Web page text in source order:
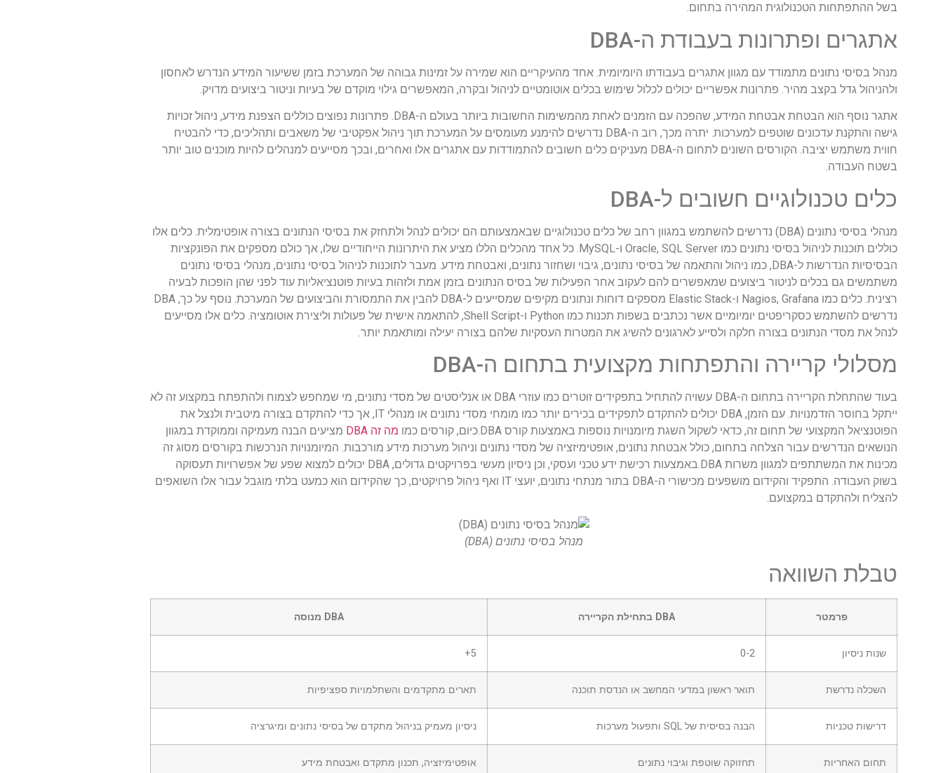
בשל ההתפתחות הטכנולוגית המהירה בתחום.
אתגרים ופתרונות בעבודת ה-DBA
מנהל בסיסי נתונים מתמודד עם מגוון אתגרים בעבודתו היומיומית. אחד מהעיקריים הוא שמירה על זמינות גבוהה של המערכת בזמן ששיעור המידע הנדרש לאחסון
ולהניהול גדל בקצב מהיר. פתרונות אפשריים יכולים לכלול שימוש בכלים אוטומטיים לניהול ובקרה, המאפשרים גילוי מוקדם של בעיות וניטור ביצועים מדויק.
אתגר נוסף הוא הבטחת אבטחת המידע, שהפכה עם הזמנים לאחת מהמשימות החשובות ביותר בעולם ה-DBA. פתרונות נפוצים כוללים הצפנת מידע, ניהול זכויות
גישה והתקנת עדכונים שוטפים למערכות. יתרה מכך, רוב ה-DBA נדרשים להימנע מעומסים על המערכת תוך ניהול אפקטיבי של משאבים ותהליכים, כדי להבטיח
חווית משתמש יציבה. הקורסים השונים לתחום ה-DBA מעניקים כלים חשובים להתמודדות עם אתגרים אלו ואחרים, ובכך מסייעים למנהלים להיות מוכנים טוב יותר
בשטח העבודה.
כלים טכנולוגיים חשובים ל-DBA
מנהלי בסיסי נתונים (DBA) נדרשים להשתמש במגוון רחב של כלים טכנולוגיים שבאמצעותם הם יכולים לנהל ולתחזק את בסיסי הנתונים בצורה אופטימלית. כלים אלו
כוללים תוכנות לניהול בסיסי נתונים כמו Oracle, SQL Server ו-MySQL. כל אחד מהכלים הללו מציע את היתרונות הייחודיים שלו, אך כולם מספקים את הפונקציות
הבסיסיות הנדרשות ל-DBA, כמו ניהול והתאמה של בסיסי נתונים, גיבוי ושחזור נתונים, ואבטחת מידע. מעבר לתוכנות לניהול בסיסי נתונים, מנהלי בסיסי נתונים
משתמשים גם בכלים לניטור ביצועים שמאפשרים להם לעקוב אחר הפעילות של בסיס הנתונים בזמן אמת ולזהות בעיות פוטנציאליות עוד לפני שהן הופכות לבעיה
רצינית. כלים כמו Nagios, Grafana ו-Elastic Stack מספקים דוחות ונתונים מקיפים שמסייעים ל-DBA להבין את התמסורת והביצועים של המערכת. נוסף על כך, DBA
נדרשים להשתמש כסקריפטים יומיומיים אשר נכתבים בשפות תכנות כמו Python ו-Shell Script, להתאמה אישית של פעולות וליצירת אוטומציה. כלים אלו מסייעים
לנהל את מסדי הנתונים בצורה חלקה ולסייע לארגונים להשיג את המטרות העסקיות שלהם בצורה יעילה ומותאמת יותר.
מסלולי קריירה והתפתחות מקצועית בתחום ה-DBA
בעוד שהתחלת הקריירה בתחום ה-DBA עשויה להתחיל בתפקידים זוטרים כמו עוזרי DBA או אנליסטים של מסדי נתונים, מי שמחפש לצמוח ולהתפתח במקצוע זה לא
ייתקל בחוסר הזדמנויות. עם הזמן, DBA יכולים להתקדם לתפקידים בכירים יותר כמו מומחי מסדי נתונים או מנהלי IT, אך כדי להתקדם בצורה מיטבית ולנצל את
הפוטנציאל המקצועי של תחום זה, כדאי לשקול השגת מיומנויות נוספות באמצעות קורס DBA.כיום, קורסים כמו
מה זה DBA
מציעים הבנה מעמיקה וממוקדת במגוון
הנושאים הנדרשים עבור הצלחה בתחום, כולל אבטחת נתונים, אופטימיזציה של מסדי נתונים וניהול מערכות מידע מורכבות. המיומנויות הנרכשות בקורסים מסוג זה
מכינות את המשתתפים למגוון משרות DBA.באמצעות רכישת ידע טכני ועסקי, וכן ניסיון מעשי בפרויקטים גדולים, DBA יכולים למצוא שפע של אפשרויות תעסוקה
בשוק העבודה. התפקיד והקידום מושפעים מכישורי ה-DBA בתור מנתחי נתונים, יועצי IT ואף ניהול פרויקטים, כך שהקידום הוא כמעט בלתי מוגבל עבור אלו השואפים
להצליח ולהתקדם במקצועם.
מנהל בסיסי נתונים (DBA)
טבלת השוואה
פרמטר DBA בתחילת הקריירה DBA מנוסה
שנות ניסיון 0-2
5+
השכלה נדרשת תואר ראשון במדעי המחשב או הנדסת תוכנה תארים מתקדמים והשתלמויות ספציפיות
דרישות טכניות הבנה בסיסית של SQL ותפעול מערכות ניסיון מעמיק בניהול מתקדם של בסיסי נתונים ומיגרציה
תחום האחריות תחזוקה שוטפת וגיבוי נתונים אופטימיזציה, תכנון מתקדם ואבטחת מידע